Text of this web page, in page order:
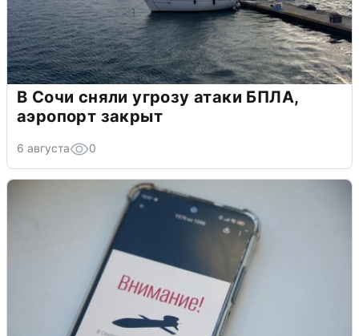
В Сочи сняли угрозу атаки БПЛА,
аэропорт закрыт
6 августа 0